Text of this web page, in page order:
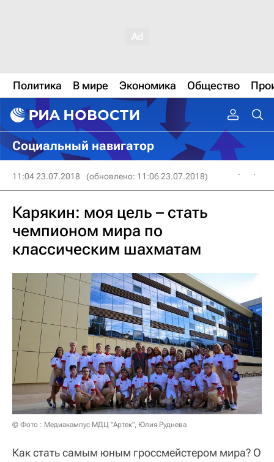
Политика В мире Экономика Общество
Социальный навигатор
11:04 23.07.2018 (обновлено: 11:06 23.07.2018)
Карякин: моя цель – стать
чемпионом мира по
классическим шахматам
© Фото : Медиакампус МДЦ "Артек", Юлия Руднева
Как стать самым юным гроссмейстером мира? О